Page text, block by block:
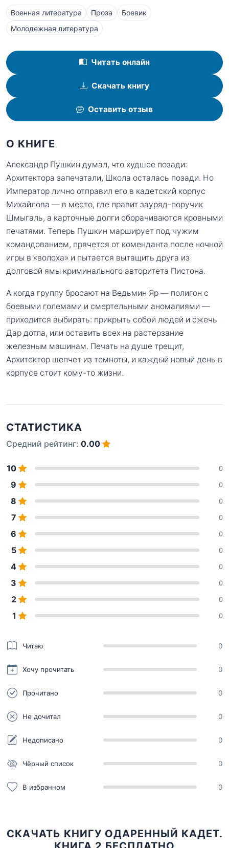
Военная литература Проза
Боевик
Молодежная литература
Читать онлайн
Скачать книгу
Оставить отзыв
О КНИГЕ
Александр Пушкин думал, что худшее позади:
Архитектора запечатали, Школа осталась позади. Но
Император лично отправил его в кадетский корпус
Михайлова — в место, где правит зауряд-поручик
Шмыгаль, а карточные долги оборачиваются кровными
печатями. Теперь Пушкин марширует под чужим
командованием, прячется от коменданта после ночной
игры в «волоха» и пытается вытащить друга из
долговой ямы криминального авторитета Пистона.
А когда группу бросают на Ведьмин Яр — полигон с
боевыми големами и смертельными аномалиями —
приходится выбирать: прикрыть собой людей и сжечь
Дар дотла, или оставить всех на растерзание
железным машинам. Печать на душе трещит,
Архитектор шепчет из темноты, и каждый новый день в
корпусе стоит кому-то жизни.
СТАТИСТИКА
Средний рейтинг: 0.00
10 0
9 0
8 0
7 0
6 0
5 0
4 0
3 0
2 0
1 0
Читаю 0
Хочу прочитать 0
Прочитано 0
Не дочитал 0
Недописано 0
Чёрный список 0
В избранном 0
СКАЧАТЬ КНИГУ ОДАРЕННЫЙ КАДЕТ.